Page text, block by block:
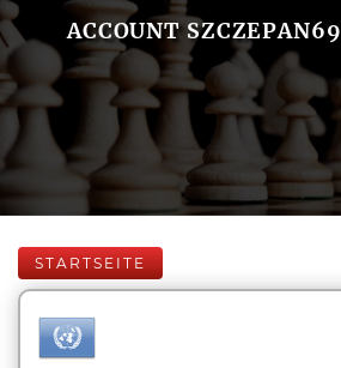
ACCOUNT SZCZEPAN69
STARTSEITE